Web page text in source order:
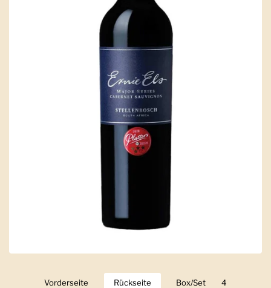
Zeige Folie 1
Vorderseite Zeige Folie 2
Rückseite Zeige Folie 3
Box/Set Zeige Folie
4